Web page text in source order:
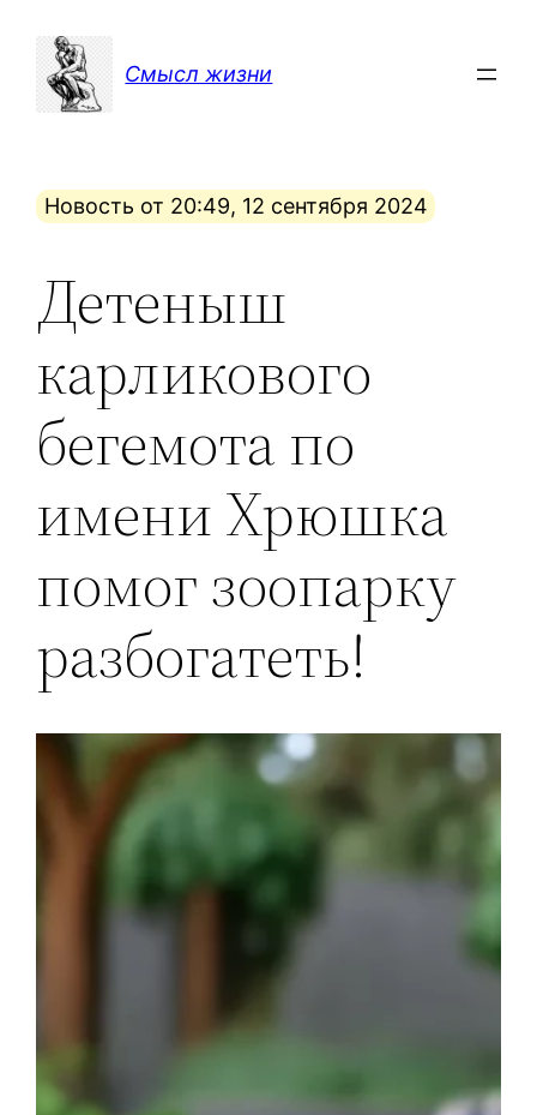
содержимому
Смысл жизни
Новость от 20:49, 12 сентября 2024
Детеныш
карликового
бегемота по
имени Хрюшка
помог зоопарку
разбогатеть!